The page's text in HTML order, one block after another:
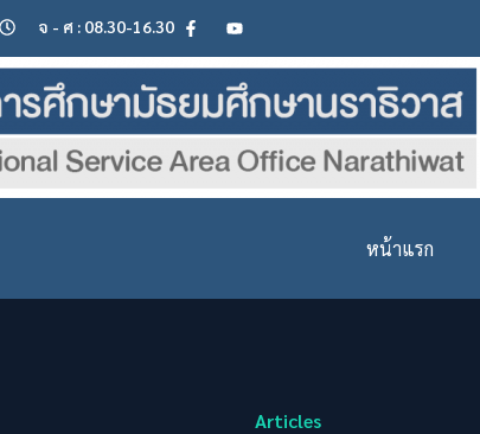
จ - ศ : 08.30-16.30
หน้าแรก
Articles